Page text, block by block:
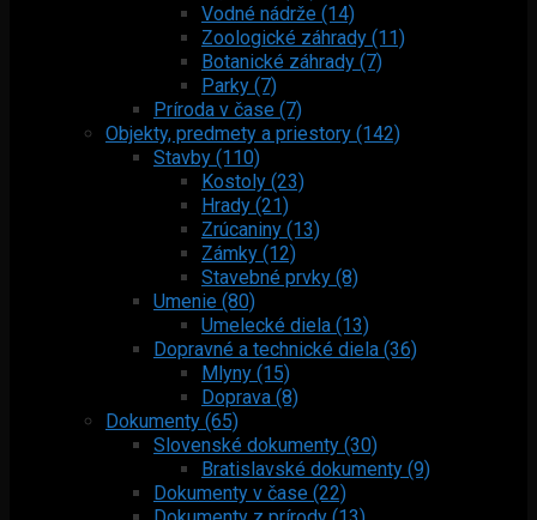
Vodné nádrže (14)
Zoologické záhrady (11)
Botanické záhrady (7)
Parky (7)
Príroda v čase (7)
Objekty, predmety a priestory (142)
Stavby (110)
Kostoly (23)
Hrady (21)
Zrúcaniny (13)
Zámky (12)
Stavebné prvky (8)
Umenie (80)
Umelecké diela (13)
Dopravné a technické diela (36)
Mlyny (15)
Doprava (8)
Dokumenty (65)
Slovenské dokumenty (30)
Bratislavské dokumenty (9)
Dokumenty v čase (22)